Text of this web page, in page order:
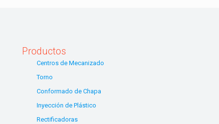
Productos
Centros de Mecanizado
Torno
Conformado de Chapa
Inyección de Plástico
Rectificadoras